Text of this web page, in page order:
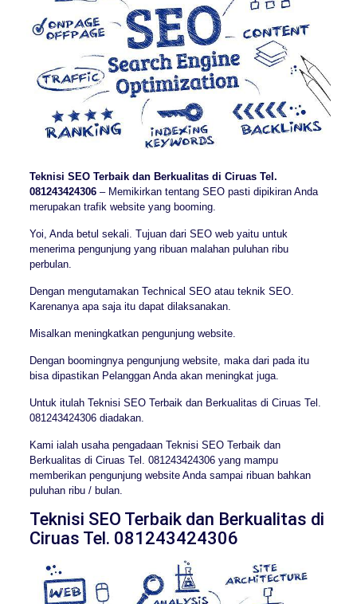
Teknisi SEO Terbaik dan Berkualitas di Ciruas Tel.
081243424306– Memikirkan tentang SEO pasti dipikiran Anda
merupakan trafik website yang booming.
Yoi, Anda betul sekali. Tujuan dari SEO web yaitu untuk
menerima pengunjung yang ribuan malahan puluhan ribu
perbulan.
Dengan mengutamakan Technical SEO atau teknik SEO.
Karenanya apa saja itu dapat dilaksanakan.
Misalkan meningkatkan pengunjung website.
Dengan boomingnya pengunjung website, maka dari pada itu
bisa dipastikan Pelanggan Anda akan meningkat juga.
Untuk itulah Teknisi SEO Terbaik dan Berkualitas di Ciruas Tel.
081243424306 diadakan.
Kami ialah usaha pengadaan Teknisi SEO Terbaik dan
Berkualitas di Ciruas Tel. 081243424306 yang mampu
memberikan pengunjung website Anda sampai ribuan bahkan
puluhan ribu / bulan.
Teknisi SEO Terbaik dan Berkualitas di
Ciruas Tel. 081243424306